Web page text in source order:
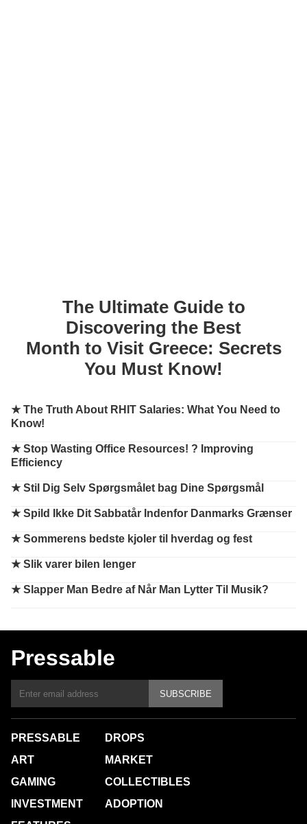
The Ultimate Guide to
Discovering the Best
Month to Visit Greece: Secrets
You Must Know!
★The Truth About RHIT Salaries: What You Need to
Know!
★Stop Wasting Office Resources! ? Improving
Efficiency
★Stil Dig Selv Spørgsmålet bag Dine Spørgsmål
★Spild Ikke Dit Sabbatår Indenfor Danmarks Grænser
★Sommerens bedste kjoler til hverdag og fest
★Slik varer bilen lenger
★Slapper Man Bedre af Når Man Lytter Til Musik?
Pressable
SUBSCRIBE
PRESSABLE
ART
GAMING
INVESTMENT
DROPS
MARKET
COLLECTIBLES
ADOPTION